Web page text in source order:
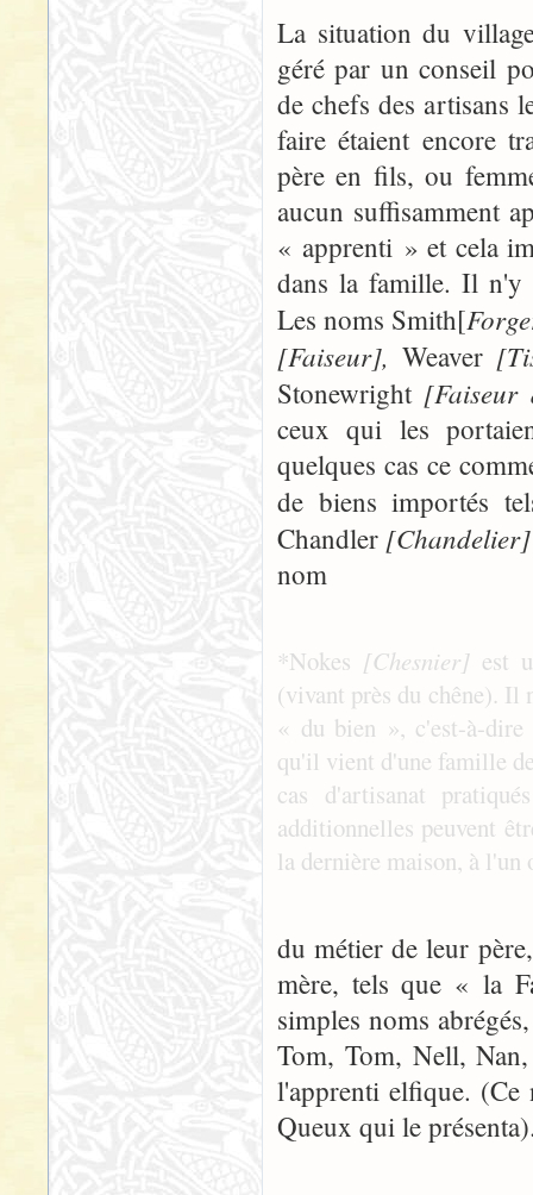
La situation du
géré par un conseil
de chefs des artisans
faire étaient encore
père en fils, ou
aucun suffisamment
« apprenti » et cela
dans la famille. Il n'y
Les noms Smith[
[Faiseur],Weaver
Stonewright[Faiseur
ceux qui les
quelques cas ce
de biens importés
Chandler
nom
*Nokes [Chesnier] est
(vivant près du chêne).
« du bien », c'est-à-dire
qu'il vient d'une famille
cas d'artisanat
additionnelles peuvent
la dernière maison, à
du métier de leur
mère, tels que « la
simples noms
Tom, Tom, Nell,
l'apprenti elfique.
Queux qui le